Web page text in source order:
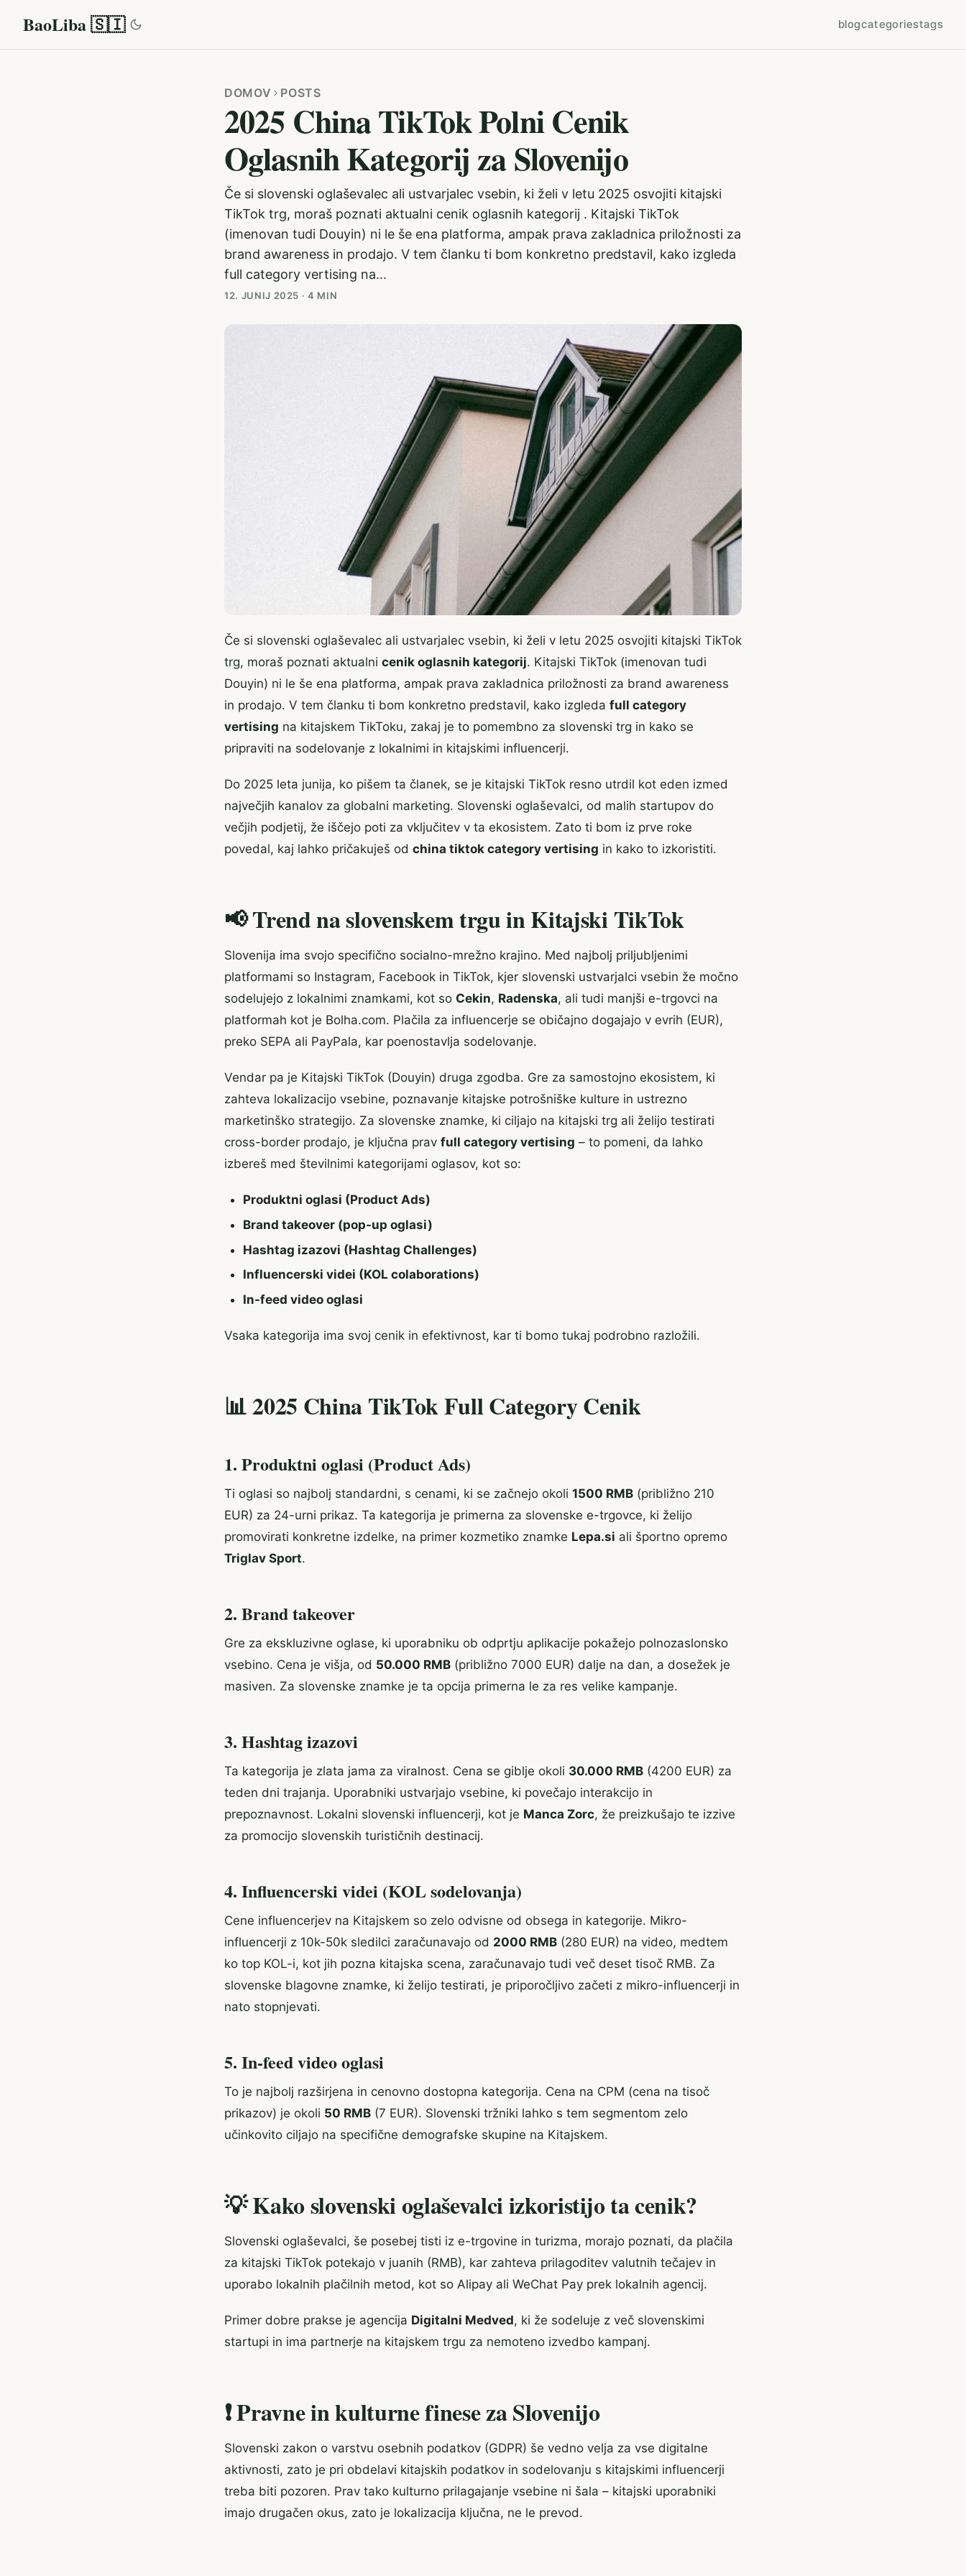
BaoLiba 🇸🇮 blogcategoriestags
DOMOV POSTS
2025 China TikTok Polni Cenik
Oglasnih Kategorij za Slovenijo
Če si slovenski oglaševalec ali ustvarjalec vsebin, ki želi v letu 2025 osvojiti kitajski
TikTok trg, moraš poznati aktualni cenik oglasnih kategorij . Kitajski TikTok
(imenovan tudi Douyin) ni le še ena platforma, ampak prava zakladnica priložnosti za
brand awareness in prodajo. V tem članku ti bom konkretno predstavil, kako izgleda
full category vertising na...
12. JUNIJ 2025 ·4 MIN
Če si slovenski oglaševalec ali ustvarjalec vsebin, ki želi v letu 2025 osvojiti kitajski TikTok
trg, moraš poznati aktualni cenik oglasnih kategorij. Kitajski TikTok (imenovan tudi
Douyin) ni le še ena platforma, ampak prava zakladnica priložnosti za brand awareness
in prodajo. V tem članku ti bom konkretno predstavil, kako izgleda full category
vertising na kitajskem TikToku, zakaj je to pomembno za slovenski trg in kako se
pripraviti na sodelovanje z lokalnimi in kitajskimi influencerji.
Do 2025 leta junija, ko pišem ta članek, se je kitajski TikTok resno utrdil kot eden izmed
največjih kanalov za globalni marketing. Slovenski oglaševalci, od malih startupov do
večjih podjetij, že iščejo poti za vključitev v ta ekosistem. Zato ti bom iz prve roke
povedal, kaj lahko pričakuješ od china tiktok category vertising in kako to izkoristiti.
📢 Trend na slovenskem trgu in Kitajski TikTok
Slovenija ima svojo specifično socialno-mrežno krajino. Med najbolj priljubljenimi
platformami so Instagram, Facebook in TikTok, kjer slovenski ustvarjalci vsebin že močno
sodelujejo z lokalnimi znamkami, kot so Cekin, Radenska, ali tudi manjši e-trgovci na
platformah kot je Bolha.com. Plačila za influencerje se običajno dogajajo v evrih (EUR),
preko SEPA ali PayPala, kar poenostavlja sodelovanje.
Vendar pa je Kitajski TikTok (Douyin) druga zgodba. Gre za samostojno ekosistem, ki
zahteva lokalizacijo vsebine, poznavanje kitajske potrošniške kulture in ustrezno
marketinško strategijo. Za slovenske znamke, ki ciljajo na kitajski trg ali želijo testirati
cross-border prodajo, je ključna prav full category vertising – to pomeni, da lahko
izbereš med številnimi kategorijami oglasov, kot so:
Produktni oglasi (Product Ads)
Brand takeover (pop-up oglasi)
Hashtag izazovi (Hashtag Challenges)
Influencerski videi (KOL colaborations)
In-feed video oglasi
Vsaka kategorija ima svoj cenik in efektivnost, kar ti bomo tukaj podrobno razložili.
📊 2025 China TikTok Full Category Cenik
1. Produktni oglasi (Product Ads)
Ti oglasi so najbolj standardni, s cenami, ki se začnejo okoli 1500 RMB (približno 210
EUR) za 24-urni prikaz. Ta kategorija je primerna za slovenske e-trgovce, ki želijo
promovirati konkretne izdelke, na primer kozmetiko znamke Lepa.si ali športno opremo
Triglav Sport.
2. Brand takeover
Gre za ekskluzivne oglase, ki uporabniku ob odprtju aplikacije pokažejo polnozaslonsko
vsebino. Cena je višja, od 50.000 RMB (približno 7000 EUR) dalje na dan, a dosežek je
masiven. Za slovenske znamke je ta opcija primerna le za res velike kampanje.
3. Hashtag izazovi
Ta kategorija je zlata jama za viralnost. Cena se giblje okoli 30.000 RMB (4200 EUR) za
teden dni trajanja. Uporabniki ustvarjajo vsebine, ki povečajo interakcijo in
prepoznavnost. Lokalni slovenski influencerji, kot je Manca Zorc, že preizkušajo te izzive
za promocijo slovenskih turističnih destinacij.
4. Influencerski videi (KOL sodelovanja)
Cene influencerjev na Kitajskem so zelo odvisne od obsega in kategorije. Mikro-
influencerji z 10k-50k sledilci zaračunavajo od 2000 RMB (280 EUR) na video, medtem
ko top KOL-i, kot jih pozna kitajska scena, zaračunavajo tudi več deset tisoč RMB. Za
slovenske blagovne znamke, ki želijo testirati, je priporočljivo začeti z mikro-influencerji in
nato stopnjevati.
5. In-feed video oglasi
To je najbolj razširjena in cenovno dostopna kategorija. Cena na CPM (cena na tisoč
prikazov) je okoli 50 RMB (7 EUR). Slovenski tržniki lahko s tem segmentom zelo
učinkovito ciljajo na specifične demografske skupine na Kitajskem.
💡 Kako slovenski oglaševalci izkoristijo ta cenik?
Slovenski oglaševalci, še posebej tisti iz e-trgovine in turizma, morajo poznati, da plačila
za kitajski TikTok potekajo v juanih (RMB), kar zahteva prilagoditev valutnih tečajev in
uporabo lokalnih plačilnih metod, kot so Alipay ali WeChat Pay prek lokalnih agencij.
Primer dobre prakse je agencija Digitalni Medved, ki že sodeluje z več slovenskimi
startupi in ima partnerje na kitajskem trgu za nemoteno izvedbo kampanj.
❗ Pravne in kulturne finese za Slovenijo
Slovenski zakon o varstvu osebnih podatkov (GDPR) še vedno velja za vse digitalne
aktivnosti, zato je pri obdelavi kitajskih podatkov in sodelovanju s kitajskimi influencerji
treba biti pozoren. Prav tako kulturno prilagajanje vsebine ni šala – kitajski uporabniki
imajo drugačen okus, zato je lokalizacija ključna, ne le prevod.